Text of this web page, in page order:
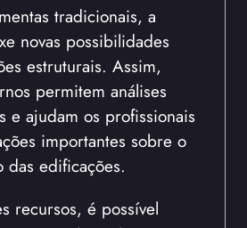
tradicionais, a
novas possibilidades
estruturais. Assim,
permitem análises
e ajudam os profissionais
importantes sobre o
das edificações.
recursos, é possível